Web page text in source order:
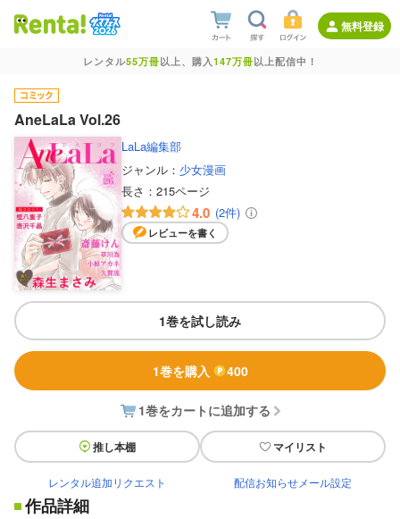
無料登録
レンタル55万冊以上、購入147万冊以上配信中！
AneLaLa Vol.26
LaLa編集部
ジャンル： 少女漫画
長さ： 215ページ
4.0 (2件)
レビューを書く
1巻を試し読み
1巻を購入 400
1巻をカートに追加する
推し本棚 マイリスト
レンタル追加リクエスト 配信お知らせメール設定
作品詳細